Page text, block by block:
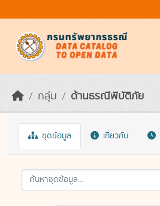
กลุ่ม ด้านธรณีพิบัติภัย
ชุดข้อมูล เกี่ยวกับ